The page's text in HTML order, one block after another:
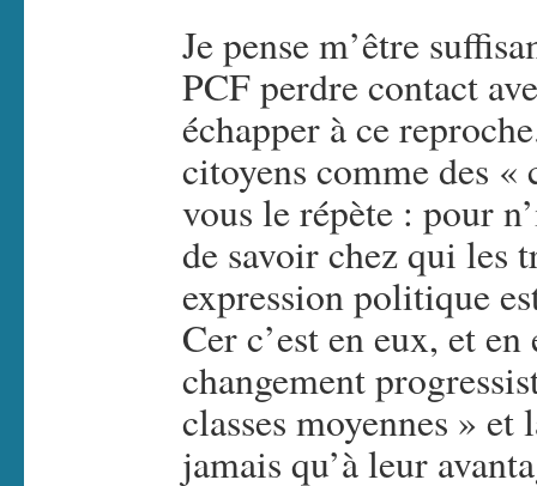
Je pense m’être
PCF perdre contact
échapper à ce
citoyens comme des
vous le répète : pour
de savoir chez qui les
expression politique
Cer c’est en eux, et
changement
classes moyennes »
jamais qu’à leur